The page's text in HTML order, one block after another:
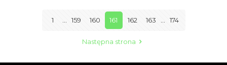
1 159 160 161 162 163 174
Następna strona